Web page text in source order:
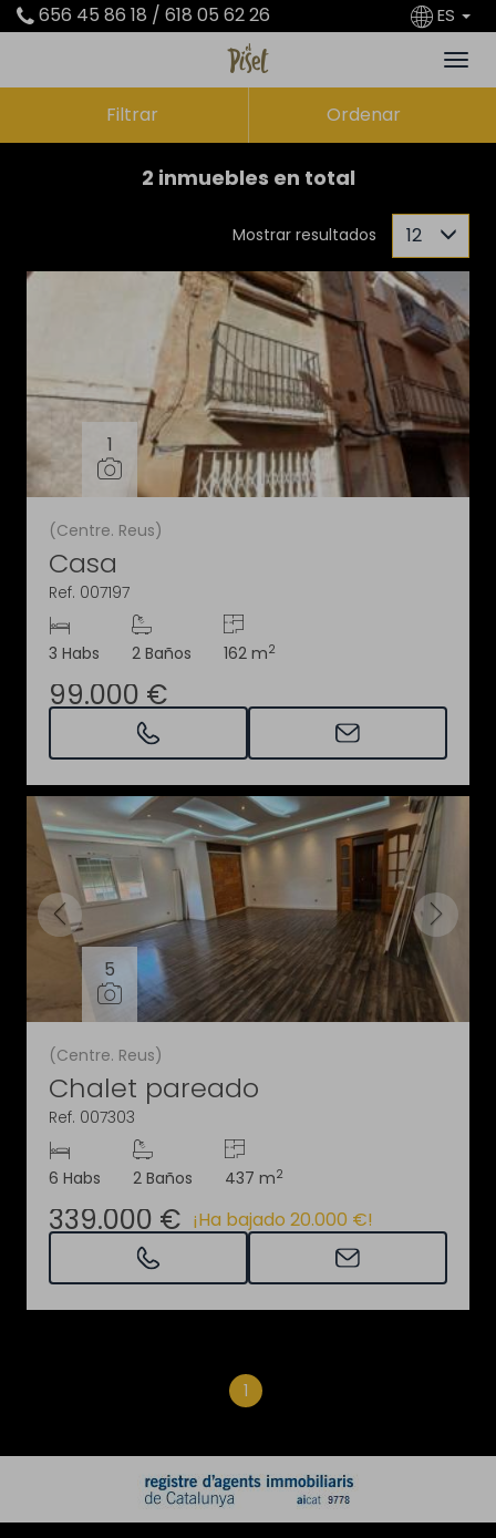
656 45 86 18 / 618 05 62 26 ES
Filtrar Ordenar
2 inmuebles en total
Mostrar resultados 12
1
(Centre. Reus)
Casa
Ref. 007197
3 Habs 2 Baños 162 m2
99.000 €
5
(Centre. Reus)
Chalet pareado
Ref. 007303
6 Habs 2 Baños 437 m2
339.000 € ¡Ha bajado 20.000 €!
1